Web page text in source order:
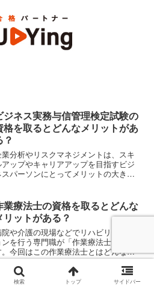
ジネス実務与信管理検定試験の
格を取るとどんなメリットがあ
？
分析やリスクマネジメントは、スキ
アップやキャリアアップを目指すビジ
スパーソンにとってメリットの大きい
3級の対象目安や合格率、受験科目免
に該当する資格などを解説します。
業療法士の資格を取るとどんな
リットがある？
や介護の現場などでリハビリテーシ
ンを行う専門職が「作業療法士」で
今回はこの作業療法士とはどんな仕
、理学療法士との違いや就職先、資
格取得によるメリットなどを解説してい
きます。
グリーンセイバー資格検定の資格
検索 トップ サイドバー